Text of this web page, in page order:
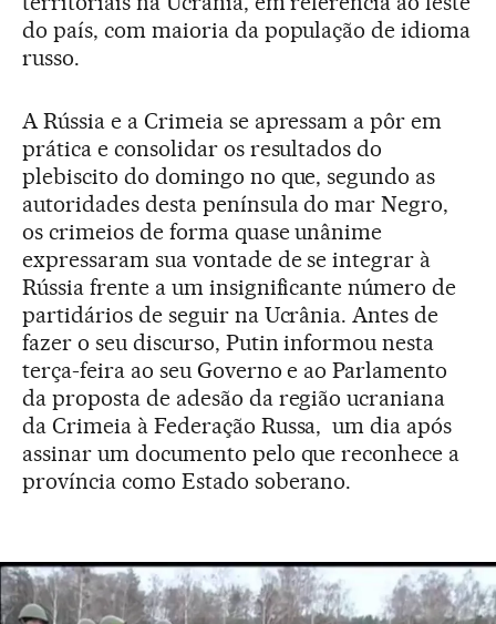
do país, com maioria da população de idioma
russo.
A Rússia e a Crimeia se apressam a pôr em
prática e consolidar os resultados do
plebiscito do domingo no que, segundo as
autoridades desta península do mar Negro,
os crimeios de forma quase unânime
expressaram sua vontade de se integrar à
Rússia frente a um insignificante número de
partidários de seguir na Ucrânia. Antes de
fazer o seu discurso, Putin informou nesta
terça-feira ao seu Governo e ao Parlamento
da proposta de adesão da região ucraniana
da Crimeia à Federação Russa, um dia após
assinar um documento pelo que reconhece a
província como Estado soberano.